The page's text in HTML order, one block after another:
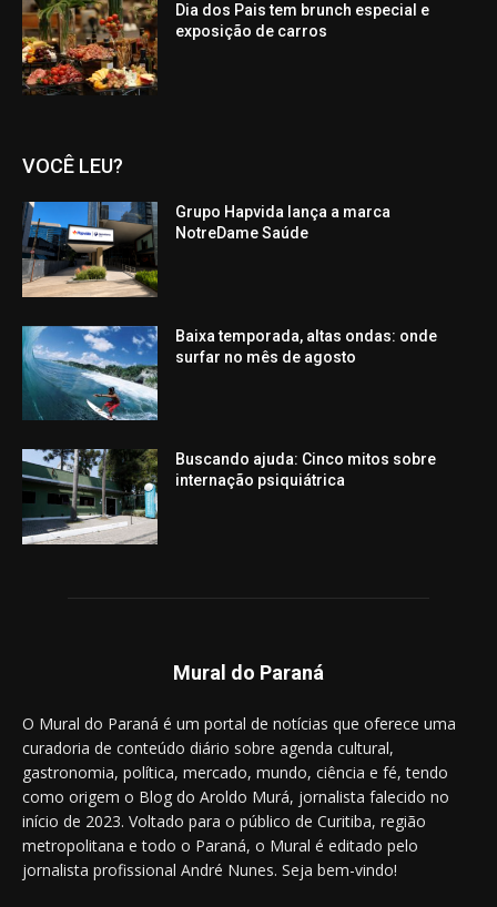
Dia dos Pais tem brunch especial e
exposição de carros
VOCÊ LEU?
Grupo Hapvida lança a marca
NotreDame Saúde
Baixa temporada, altas ondas: onde
surfar no mês de agosto
Buscando ajuda: Cinco mitos sobre
internação psiquiátrica
Mural do Paraná
O Mural do Paraná é um portal de notícias que oferece uma
curadoria de conteúdo diário sobre agenda cultural,
gastronomia, política, mercado, mundo, ciência e fé, tendo
como origem o Blog do Aroldo Murá, jornalista falecido no
início de 2023. Voltado para o público de Curitiba, região
metropolitana e todo o Paraná, o Mural é editado pelo
jornalista profissional André Nunes. Seja bem-vindo!